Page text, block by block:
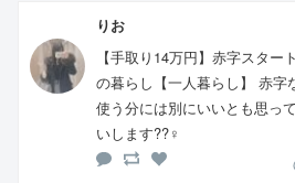
りお
【手取り14万円】赤字スター
の暮らし【一人暮らし】 赤字
使う分には別にいいとも思っ
いします??‍♀️